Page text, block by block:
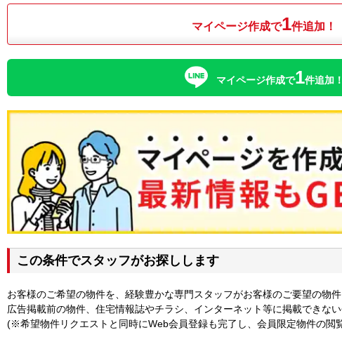
マイページ作成で1件追加！
マイページ作成で1件追加！
この条件でスタッフがお探しします
お客様のご希望の物件を、経験豊かな専門スタッフがお客様のご要望の物件
広告掲載前の物件、住宅情報誌やチラシ、インターネット等に掲載できな
(※希望物件リクエストと同時にWeb会員登録も完了し、会員限定物件の閲